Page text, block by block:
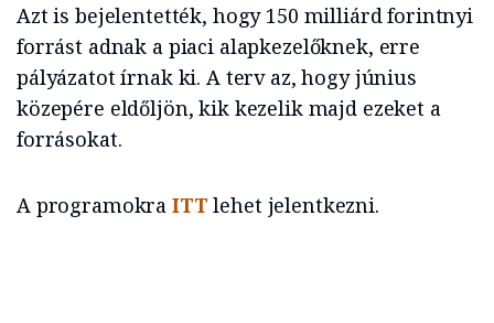
Azt is bejelentették, hogy 150 milliárd forintnyi
forrást adnak a piaci alapkezelőknek, erre
pályázatot írnak ki. A terv az, hogy június
közepére eldőljön, kik kezelik majd ezeket a
forrásokat.
A programokra ITT lehet jelentkezni.